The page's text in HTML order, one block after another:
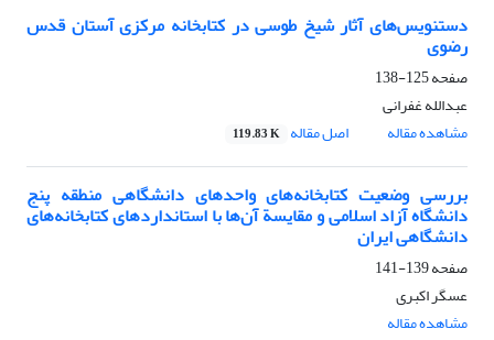
دستنویس‌های آثار شیخ طوسی در کتابخانه مرکزی آستان قدس
رضوی
صفحه125-138
عبدالله غفرانی
مشاهده مقاله
اصل مقاله 119.83 K
بررسی وضعیت کتابخانه‌های واحدهای دانشگاهی منطقه پنج
دانشگاه آزاد اسلامی و مقایسة آن‌ها با استانداردهای کتابخانه‌های
دانشگاهی ایران
صفحه139-141
عسگر اکبری
مشاهده مقاله